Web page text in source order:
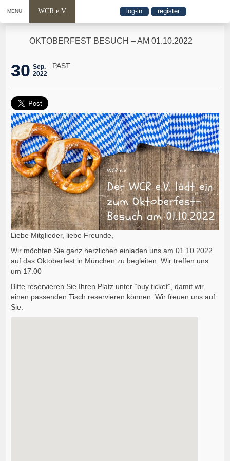
MENU WCR e.V. log-in register
OKTOBERFEST BESUCH – AM 01.10.2022
30 Sep.
2022
PAST
Liebe Mitglieder, liebe Freunde,
Wir möchten Sie ganz herzlichen einladen uns am 01.10.2022
auf das Oktoberfest in München zu begleiten. Wir treffen uns
um 17.00
Bitte reservieren Sie Ihren Platz unter “buy ticket”, damit wir
einen passenden Tisch reservieren können. Wir freuen uns auf
Sie.